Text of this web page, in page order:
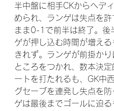
半中盤に相手CKからヘデ
められ、ランゲは失点を許
まま0-1で前半は終了。後
ゲが押し込む時間が増える
きれず。ランゲが前掛かり
ところをつかれ、数本決定
ートを打たれるも、GK中
グセーブを連発し失点を防
ゲは最後までゴールに迫る